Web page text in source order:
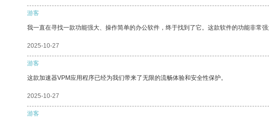
游客
我一直在寻找一款功能强大、操作简单的办公软件，终于找到了它。这款软件的功能非常
2025-10-27
游客
这款加速器VPM应用程序已经为我们带来了无限的流畅体验和安全性保护。
2025-10-27
游客